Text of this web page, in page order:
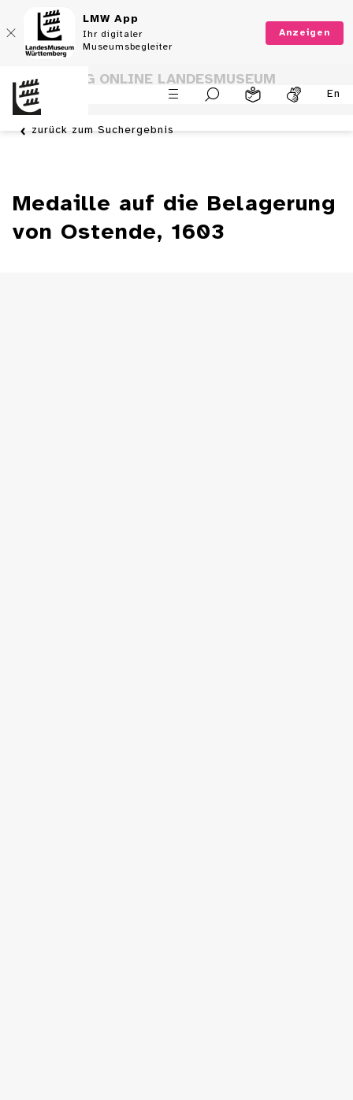
LMW App
Ihr digitaler
Museumsbegleiter
Anzeigen
En
SAMMLUNG ONLINE LANDESMUSEUM
WÜRTTEMBERG
zurück zum Suchergebnis
Medaille auf die Belagerung
von Ostende, 1603